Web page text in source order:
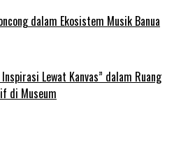
dalam Ekosistem Musik Banua
Lewat Kanvas” dalam Ruang
di Museum